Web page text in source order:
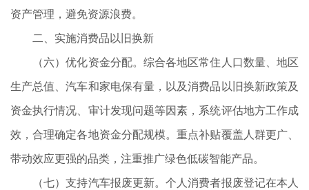
资产管理，避免资源浪费。
二、实施消费品以旧换新
（六）优化资金分配。综合各地区常住人口数量、地区
生产总值、汽车和家电保有量，以及消费品以旧换新政策及
资金执行情况、审计发现问题等因素，系统评估地方工作成
效，合理确定各地资金分配规模。重点补贴覆盖人群更广、
带动效应更强的品类，注重推广绿色低碳智能产品。
（七）支持汽车报废更新。个人消费者报废登记在本人